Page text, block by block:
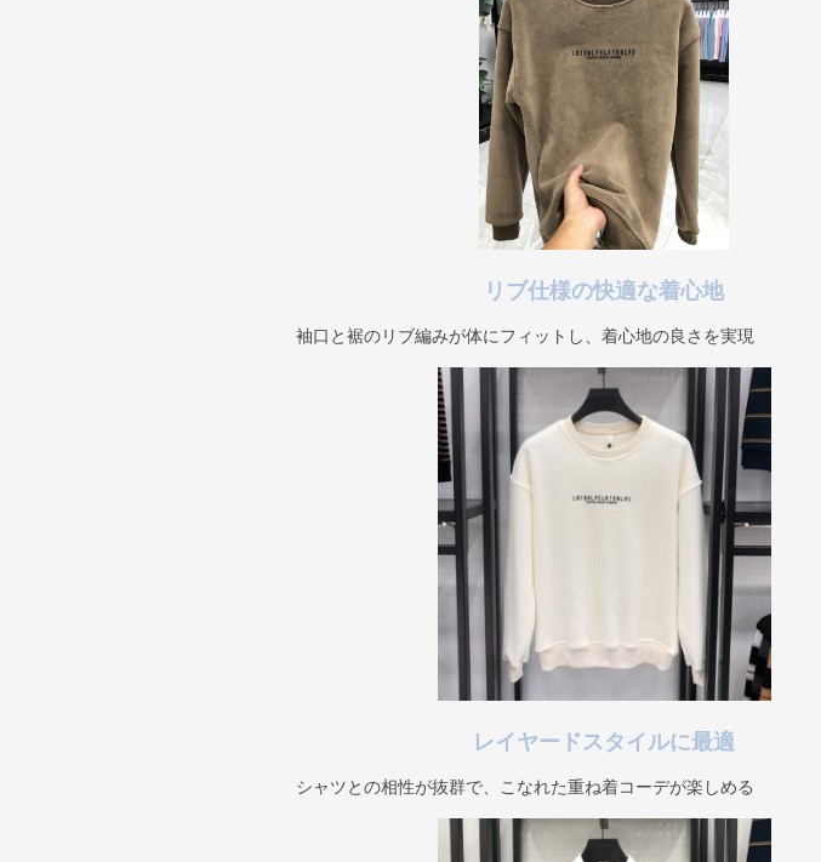
リブ仕様の快適な着心地
袖口と裾のリブ編みが体にフィットし、着心地の良さを実現
レイヤードスタイルに最適
シャツとの相性が抜群で、こなれた重ね着コーデが楽しめる